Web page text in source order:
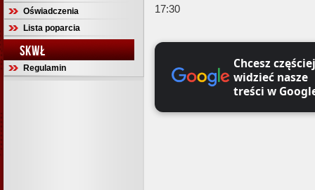
Oświadczenia
Lista poparcia
SKWŁ
Regulamin
17:30
Chcesz częściej
widzieć nasze
treści w